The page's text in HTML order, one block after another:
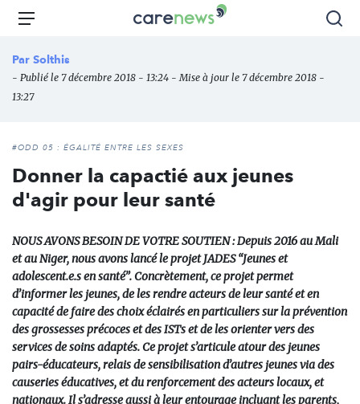
Aller
principal
Carenews,
des
Menu
Par Solthis
- Publié le 7 décembre 2018 - 13:24 - Mise à jour le 7 décembre 2018 -
13:27
#ODD 05 : ÉGALITÉ ENTRE LES SEXES
Donner la capactié aux jeunes
d'agir pour leur santé
NOUS AVONS BESOIN DE VOTRE SOUTIEN : Depuis 2016 au Mali
et au Niger, nous avons lancé le projet JADES “Jeunes et
adolescent.e.s en santé”. Concrètement, ce projet permet
d’informer les jeunes, de les rendre acteurs de leur santé et en
capacité de faire des choix éclairés en particuliers sur la prévention
des grossesses précoces et des ISTs et de les orienter vers des
services de soins adaptés. Ce projet s’articule atour des jeunes
pairs-éducateurs, relais de sensibilisation d’autres jeunes via des
causeries éducatives, et du renforcement des acteurs locaux, et
nationaux. Il s’adresse aussi à leur entourage incluant les parents,